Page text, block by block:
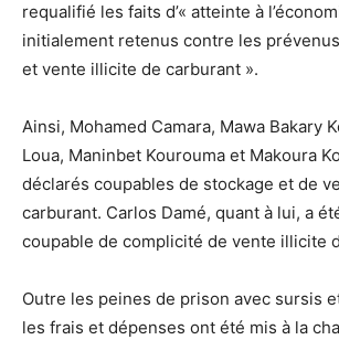
requalifié les faits d’« atteinte à
initialement retenus contre les
et vente illicite de carburant ».
Ainsi, Mohamed Camara, Mawa Bakary
Loua, Maninbet Kourouma et Makoura
déclarés coupables de stockage et de
carburant. Carlos Damé, quant à lui, a
coupable de complicité de vente illicite
Outre les peines de prison avec sursis
les frais et dépenses ont été mis à la